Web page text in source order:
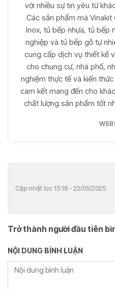
với nhiều sự tin yêu từ
Các sản phẩm mà
Inox, tủ bếp nhựa, tủ bếp
nghiệp và tủ bếp gỗ tự
cung cấp dịch vụ thiết kế
cho chung cư, nhà phố,
nghiệm thực tế và kiến
cam kết mang đến cho
chất lượng sản phẩm tốt
Cập nhật lúc 15:18 - 22/05/2025
Trở thành người đầu tiên
NỘI DUNG BÌNH LUẬN